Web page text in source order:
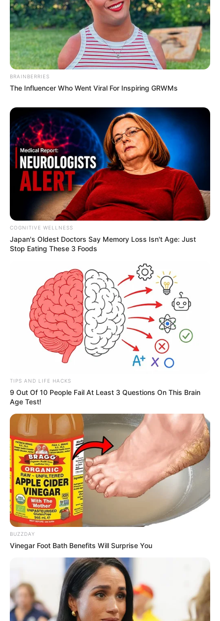
BRAINBERRIES
The Influencer Who Went Viral For Inspiring GRWMs
COGNITIVE WELLNESS
Japan's Oldest Doctors Say Me​mory Lo​ss Isn't Age: Just
Stop Eating These 3 Foods
TIPS AND LIFE HACKS
9 Out Of 10 People Fail At Least 3 Questions On This Brain
Age Test!
BUZZDAY
Vinegar Foot Bath Benefits Will Surprise You